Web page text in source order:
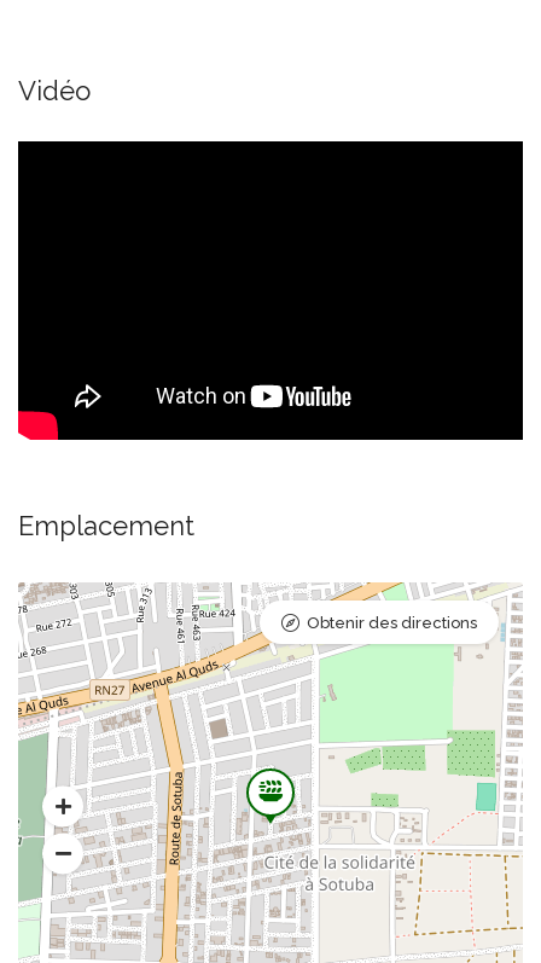
anniversaires et réceptions, composés de
salées.
12 500 FCFA
Boissons & bubble tea
Une sélection de boissons chaudes et
froides : cafés, thés, jus, boissons
rafraîchissantes et Bubble Tea aux saveurs
gourmandes, pour accompagner
parfaitement vos pauses et repas.
3 000 FCFA
Vidéo
Emplacement
Obtenir des directions